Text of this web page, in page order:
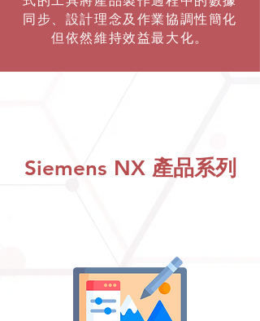
同步、設計理念及作業協調性簡化
但依然維持效益最大化。
Siemens NX 產品系列